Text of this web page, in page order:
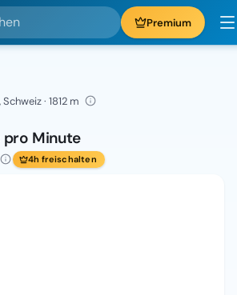
Premium
· 1812 m
pro Minute
4h freischalten